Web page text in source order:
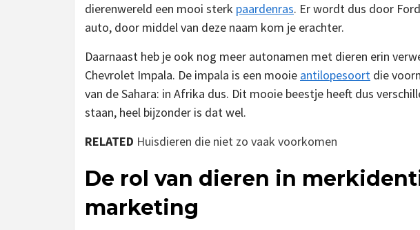
dierenwereld een mooi sterk paardenras. Er wordt dus door
auto, door middel van deze naam kom je erachter.
Daarnaast heb je ook nog meer autonamen met dieren erin
Chevrolet Impala. De impala is een mooie antilopesoort die
van de Sahara: in Afrika dus. Dit mooie beestje heeft dus
staan, heel bijzonder is dat wel.
RELATED Huisdieren die niet zo vaak voorkomen
De rol van dieren in
marketing